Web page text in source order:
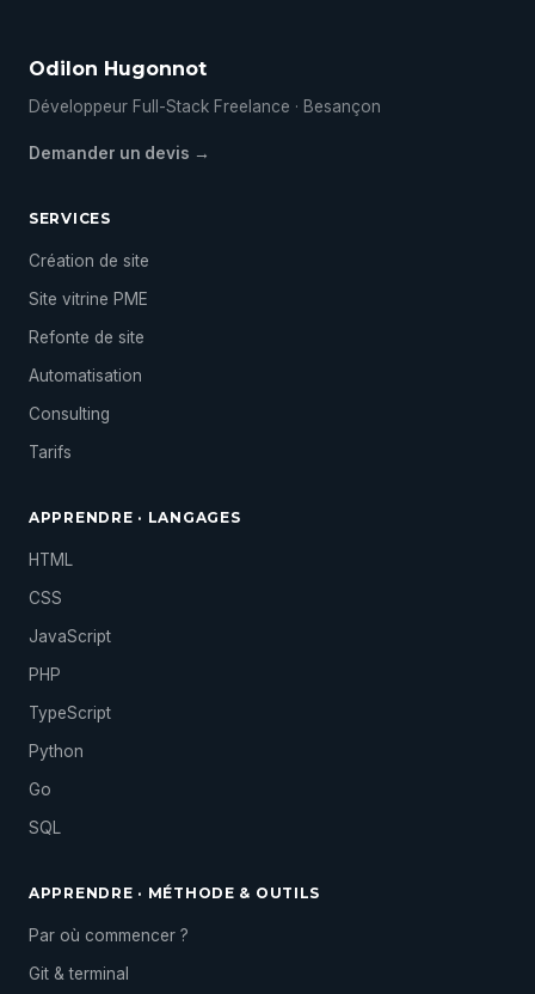
Odilon Hugonnot
Développeur Full-Stack Freelance · Besançon
Demander un devis →
SERVICES
Création de site
Site vitrine PME
Refonte de site
Automatisation
Consulting
Tarifs
APPRENDRE · LANGAGES
HTML
CSS
JavaScript
PHP
TypeScript
Python
Go
SQL
APPRENDRE · MÉTHODE & OUTILS
Par où commencer ?
Git & terminal